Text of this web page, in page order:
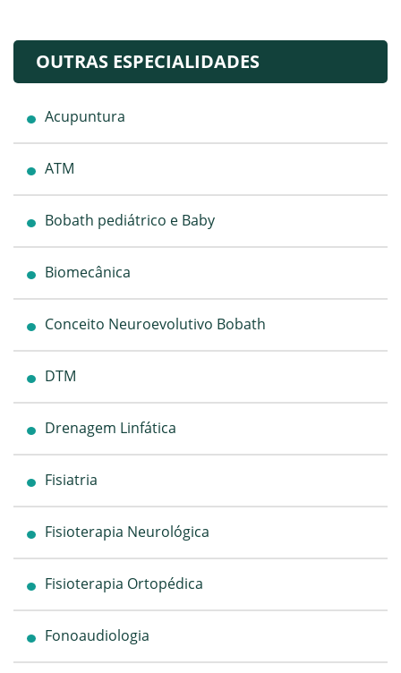
OUTRAS ESPECIALIDADES
Acupuntura
ATM
Bobath pediátrico e Baby
Biomecânica
Conceito Neuroevolutivo Bobath
DTM
Drenagem Linfática
Fisiatria
Fisioterapia Neurológica
Fisioterapia Ortopédica
Fonoaudiologia